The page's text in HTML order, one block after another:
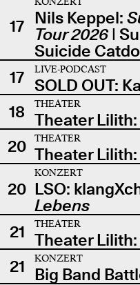
17 Nils Keppel:
Tour 2026|
Suicide
17
LIVE-PODCAST
SOLD OUT:
18
THEATER
Theater Lilith:
20
THEATER
Theater Lilith:
20
KONZERT
LSO:
Lebens
21
THEATER
Theater Lilith:
21
KONZERT
Big Band